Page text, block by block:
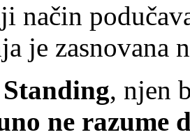
način
je
, njen
ne razume